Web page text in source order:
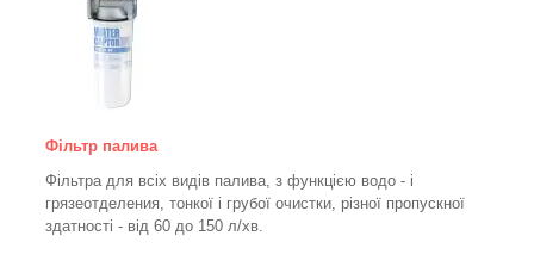
Фільтр палива
Фільтра для всіх видів палива, з функцією водо - і
грязеотделения, тонкої і грубої очистки, різної пропускної
здатності - від 60 до 150 л/хв.